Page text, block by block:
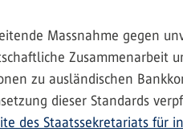
Massnahme gegen
Zusammenarbeit
zu ausländischen
dieser Standards
des Staatssekretariats für